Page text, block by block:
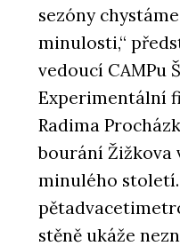
sezóny
minulosti,“
vedoucí CAMPu
Experimentální
Radima
bourání Žižkova
minulého
stěně ukáže